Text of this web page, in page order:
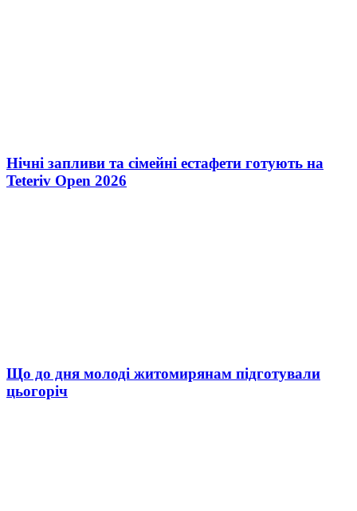
Нічні запливи та сімейні естафети готують на
Teteriv Open 2026
Що до дня молоді житомирянам підготували
цьогоріч